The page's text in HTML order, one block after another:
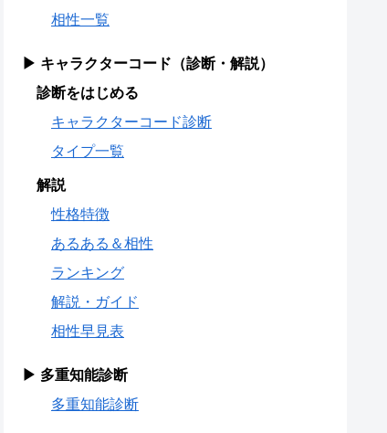
相性一覧
▶ キャラクターコード（診断・解説）
診断をはじめる
キャラクターコード診断
タイプ一覧
解説
性格特徴
あるある＆相性
ランキング
解説・ガイド
相性早見表
▶ 多重知能診断
多重知能診断